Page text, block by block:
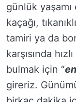
günlük
kaçağı,
tamiri ya da
karşısında
bulmak için “
gireriz.